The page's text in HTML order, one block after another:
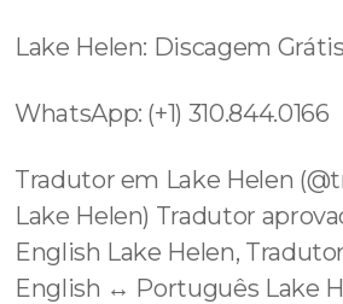
Lake Helen: Discagem
WhatsApp: (+1) 310.844.0166
Tradutor em Lake Helen
Lake Helen) Tradutor
English Lake Helen,
English ↔️ Português Lake